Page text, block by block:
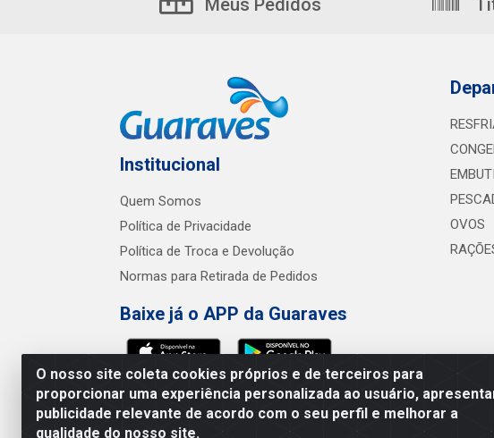
O nosso site coleta cookies próprios e de terceiros para
proporcionar uma experiência personalizada ao usuário,
publicidade relevante de acordo com o seu perfil e melhorar a
qualidade do nosso site.
Meus Pedidos
Institucional
Quem Somos
Política de Privacidade
Política de Troca e Devolução
Normas para Retirada de Pedidos
Baixe já o APP da Guaraves
OVOS
Guaraves - PB 075 KM 2, S/N -